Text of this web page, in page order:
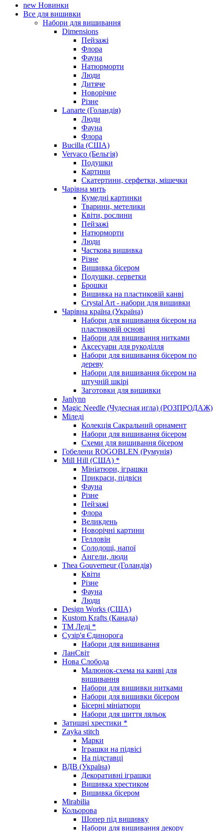
new Новинки
Все для вишивки
Набори для вишивання
Dimensions
Пейзажі
Флора
Фауна
Натюрморти
Люди
Дитяче
Новорічне
Різне
Lanarte (Голандія)
Люди
Фауна
Флора
Bucilla (США)
Vervaco (Бельгія)
Подушки
Картини
Скатертини, серфетки, мішечки
Чарiвна мить
Кумедні картинки
Тварини, метелики
Квіти, рослини
Пейзажі
Натюрморти
Люди
Часткова вишивка
Різне
Вишивка бісером
Подушки, серветки
Брошки
Вишивка на пластиковій канві
Crystal Art - набори для вишивки
Чарівна країна (Україна)
Набори для вишивання бісером на
пластиковій основі
Набори для вишивання нитками
Аксесуари для рукоділля
Набори для вишивання бісером по
дереву
Набори для вишивання бісером на
штучній шкірі
Заготовки для вишивки
Janlynn
Magic Needle (Чудесная игла) (РОЗПРОДАЖ)
Міледі
Колекція Сакральний орнамент
Набори для вишивання бісером
Схеми для вишивання бісером
Гобелени ROGOBLEN (Румунія)
Mill Hill (США) *
Мініатюри, іграшки
Прикраси, підвіси
Фауна
Різне
Пейзажі
Флора
Великдень
Новорічні картини
Гелловін
Солодощі, напої
Ангели, люди
Thea Gouverneur (Голандія)
Квіти
Різне
Фауна
Люди
Design Works (США)
Kustom Krafts (Канада)
ТМ Леді *
Сузір'я Єдинорога
Набори для вишивання
ЛанСвіт
Нова Слобода
Малюнок-схема на канві для
вишивання
Набори для вишивки нитками
Набори для вишивки бісером
Бісерні мініатюри
Набори для шиття ляльок
Затишні хрестики *
Zayka stitch
Марки
Іграшки на підвісі
На підставці
ВДВ (Україна)
Декоративні іграшки
Вишивка хрестиком
Вишивка бісером
Mirabilia
Кольорова
Шопер під вишивку
Набори для вишивання декору